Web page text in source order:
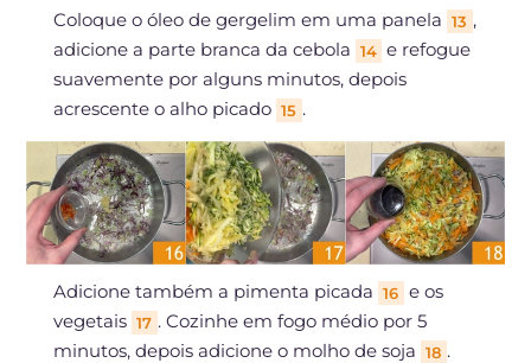
Coloque o óleo de gergelim em uma panela 13 ,
adicione a parte branca da cebola 14 e refogue
suavemente por alguns minutos, depois
acrescente o alho picado 15 .
Adicione também a pimenta picada 16 e os
vegetais 17 . Cozinhe em fogo médio por 5
minutos, depois adicione o molho de soja 18 .